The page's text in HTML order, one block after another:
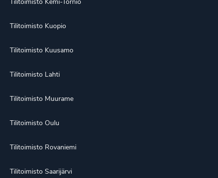
Tilitoimisto Kuopio
Tilitoimisto Kuusamo
Tilitoimisto Lahti
Tilitoimisto Muurame
Tilitoimisto Oulu
Tilitoimisto Rovaniemi
Tilitoimisto Saarijärvi